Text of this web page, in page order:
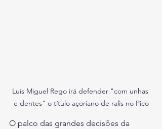
Luís Miguel Rego irá defender "com unhas
e dentes" o título açoriano de ralis no Pico
O palco das grandes decisões da